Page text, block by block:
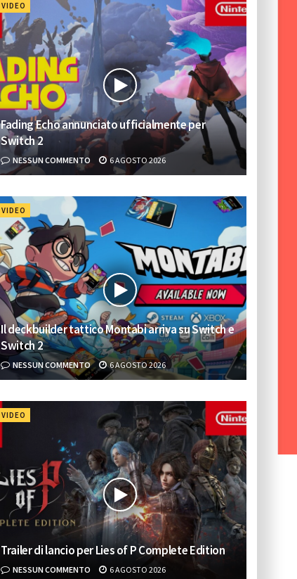
VIDEO
Fading Echo annunciato ufficialmente per
Switch 2
NESSUN COMMENTO 6 AGOSTO 2026
VIDEO
Il deckbuilder tattico Montabi arriva su Switch e
Switch 2
NESSUN COMMENTO 6 AGOSTO 2026
VIDEO
Trailer di lancio per Lies of P Complete Edition
NESSUN COMMENTO 6 AGOSTO 2026